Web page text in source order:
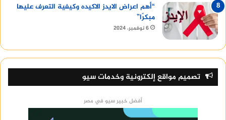
“أهم اعراض الايدز الاكيده وكيفية التعرف عليها
مبكرًا”
6 نوفمبر، 2024
تصميم مواقع إلكترونية وخدمات سيو
أفضل خبير سيو في مصر